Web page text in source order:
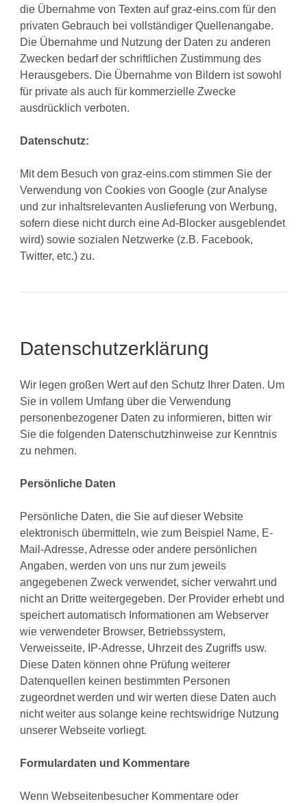
die Übernahme von Texten auf graz-eins.com für den
privaten Gebrauch bei vollständiger Quellenangabe.
Die Übernahme und Nutzung der Daten zu anderen
Zwecken bedarf der schriftlichen Zustimmung des
Herausgebers. Die Übernahme von Bildern ist sowohl
für private als auch für kommerzielle Zwecke
ausdrücklich verboten.
Datenschutz:
Mit dem Besuch von graz-eins.com stimmen Sie der
Verwendung von Cookies von Google (zur Analyse
und zur inhaltsrelevanten Auslieferung von Werbung,
sofern diese nicht durch eine Ad-Blocker ausgeblendet
wird) sowie sozialen Netzwerke (z.B. Facebook,
Twitter, etc.) zu.
Datenschutzerklärung
Wir legen großen Wert auf den Schutz Ihrer Daten. Um
Sie in vollem Umfang über die Verwendung
personenbezogener Daten zu informieren, bitten wir
Sie die folgenden Datenschutzhinweise zur Kenntnis
zu nehmen.
Persönliche Daten
Persönliche Daten, die Sie auf dieser Website
elektronisch übermitteln, wie zum Beispiel Name, E-
Mail-Adresse, Adresse oder andere persönlichen
Angaben, werden von uns nur zum jeweils
angegebenen Zweck verwendet, sicher verwahrt und
nicht an Dritte weitergegeben. Der Provider erhebt und
speichert automatisch Informationen am Webserver
wie verwendeter Browser, Betriebssystem,
Verweisseite, IP-Adresse, Uhrzeit des Zugriffs usw.
Diese Daten können ohne Prüfung weiterer
Datenquellen keinen bestimmten Personen
zugeordnet werden und wir werten diese Daten auch
nicht weiter aus solange keine rechtswidrige Nutzung
unserer Webseite vorliegt.
Formulardaten und Kommentare
Wenn Webseitenbesucher Kommentare oder